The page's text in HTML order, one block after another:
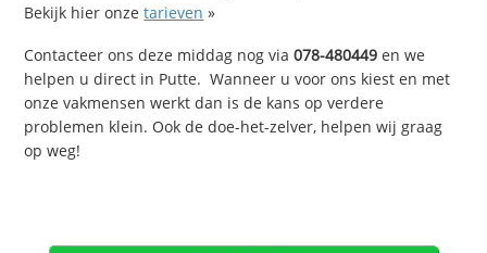
Bekijk hier onzetarieven »
Contacteer ons deze middag nog via078-480449 en we
helpen u direct in Putte. Wanneer u voor ons kiest en met
onze vakmensen werkt dan is de kans op verdere
problemen klein. Ook de doe-het-zelver, helpen wij graag
op weg!